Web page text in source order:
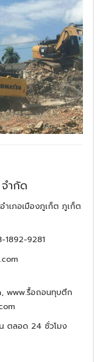
จำกัด
เภอเมืองภูเก็ต ภูเก็ต
9281
www.รื้อถอนทุบตึก
น ตลอด 24 ชั่วโมง